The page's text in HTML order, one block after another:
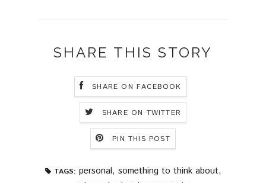
SHARE THIS STORY
SHARE ON FACEBOOK
SHARE ON TWITTER
PIN THIS POST
TAGS: personal, something to think about,